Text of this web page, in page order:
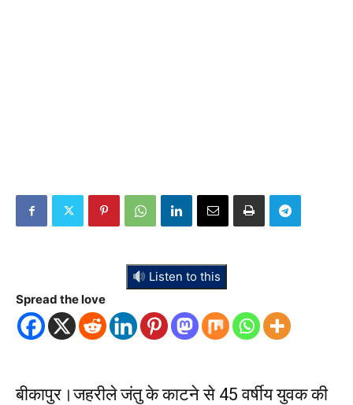
Listen to this
Spread the love
बीकापुर।जहरीले जंतु के काटने से 45 वर्षीय युवक की